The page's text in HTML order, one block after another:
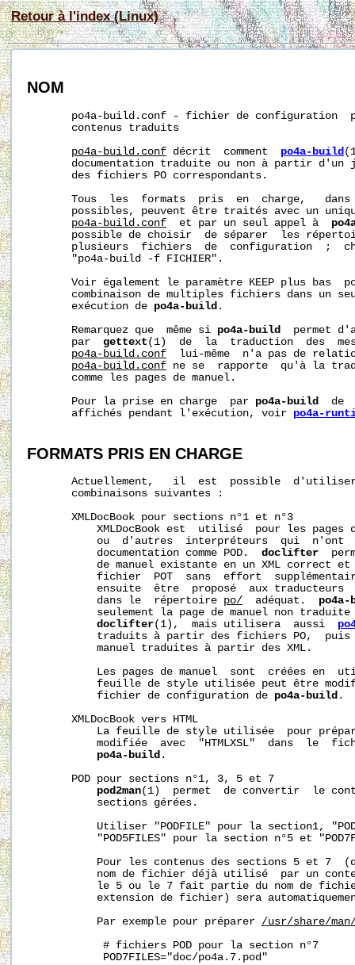
Retour à l'index (Linux)
NOM
po4a-build.conf - fichier de configuration
       contenus traduits
po4a-build.conf décrit  comment po4a-build
documentation traduite ou non à partir d'un
       des fichiers PO correspondants.
Tous  les  formats  pris  en  charge,
possibles, peuvent être traités avec un
po4a-build.conf
  et par un seul appel à
possible de choisir  de séparer  les
plusieurs  fichiers  de  configuration  ;
       "po4a-build -f FICHIER".
Voir également le paramètre KEEP plus bas
combinaison de multiples fichiers dans un
       exécution de
po4a-build .
       Remarquez que  même si
po4a-build
permet
       par
gettext (1)  de  la  traduction  des
po4a-build.conf
lui-même  n'a pas de
po4a-build.conf ne se  rapporte  qu'à la
       comme les pages de manuel.
       Pour la prise en charge  par
po4a-build
de
       affichés pendant l'exécution, voir
po4a-
FORMATS PRIS EN CHARGE
Actuellement,   il  est  possible
       combinaisons suivantes :
       XMLDocBook pour sections n°1 et n°3
XMLDocBook est  utilisé  pour les pages
ou  d'autres  interpréteurs  qui  n'ont
           documentation comme POD.
doclifter
de manuel existante en un XML correct
fichier  POT  sans  effort
ensuite  être  proposé  aux traducteurs
           dans le  répertoire
po/
  adéquat.
seulement la page de manuel non
doclifter(1),  mais utilisera  aussi
traduits à partir des fichiers PO,
           manuel traduites à partir des XML.
Les pages de manuel  sont  créées en
feuille de style utilisée peut être
           fichier de configuration de
po4a-build .
       XMLDocBook vers HTML
La feuille de style utilisée  pour
modifiée  avec  "HTMLXSL"  dans  le
po4a-build .
       POD pour sections n°1, 3, 5 et 7
pod2man(1)  permet  de convertir  le
           sections gérées.
Utiliser "PODFILE" pour la section1,
"POD5FILES" pour la section n°5 et
Pour les contenus des sections 5 et 7
nom de fichier déjà utilisé  par un
le 5 ou le 7 fait partie du nom de
extension de fichier) sera
           Par exemple pour préparer
/usr/share/
            # fichiers POD pour la section n°7
            POD7FILES="doc/po4a.7.pod"